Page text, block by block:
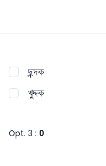
ছন্দক
খুদ্দক
Opt. 3 : 0